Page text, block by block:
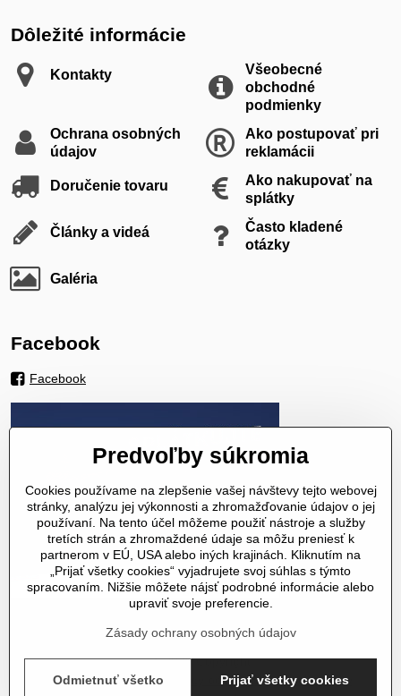
Dôležité informácie
Kontakty
Všeobecné
obchodné
podmienky
Ochrana osobných
údajov
Ako postupovať pri
reklamácii
Doručenie tovaru
Ako nakupovať na
splátky
Články a videá
Často kladené
otázky
Galéria
Facebook
Facebook
©2026Copyright
Predvoľby súkromiaZásady ochrany osobných údajov
Predvoľby súkromia
Cookies používame na zlepšenie vašej návštevy tejto webovej
stránky, analýzu jej výkonnosti a zhromažďovanie údajov o jej
používaní. Na tento účel môžeme použiť nástroje a služby
tretích strán a zhromaždené údaje sa môžu preniesť k
partnerom v EÚ, USA alebo iných krajinách. Kliknutím na
„Prijať všetky cookies“ vyjadrujete svoj súhlas s týmto
spracovaním. Nižšie môžete nájsť podrobné informácie alebo
upraviť svoje preferencie.
Zásady ochrany osobných údajov
Prijať všetky cookies
Odmietnuť všetko